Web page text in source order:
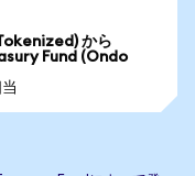
から
Fund (Ondo